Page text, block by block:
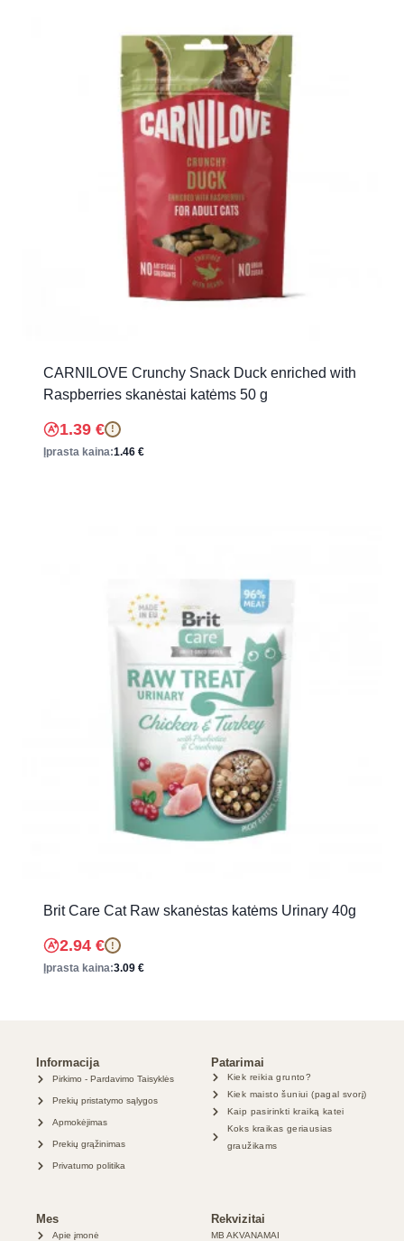
CARNILOVE Crunchy Snack Duck enriched with
Raspberries skanėstai katėms 50 g
1.39 € !
Įprasta kaina:1.46 €
Brit Care Cat Raw skanėstas katėms Urinary 40g
2.94 € !
Įprasta kaina:3.09 €
Informacija
Pirkimo - Pardavimo Taisyklės
Prekių pristatymo sąlygos
Apmokėjimas
Prekių grąžinimas
Privatumo politika
Patarimai
Kiek reikia grunto?
Kiek maisto šuniui (pagal svorį)
Kaip pasirinkti kraiką katei
Koks kraikas geriausias
graužikams
Mes
Apie įmonė
Rekvizitai
MB AKVANAMAI